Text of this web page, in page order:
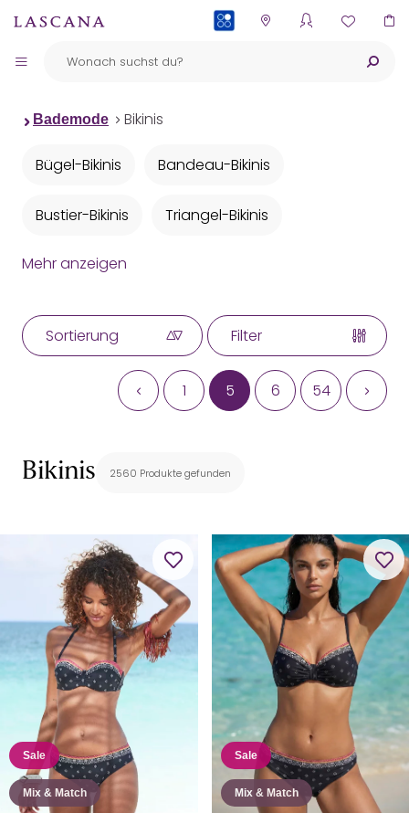
Bademode Bikinis
Bügel-Bikinis Bandeau-Bikinis
Bustier-Bikinis Triangel-Bikinis
Push-up-Bikinis
Bügel-Bandeau-Bikinis Bikini-Sets
Bikinis mit Animalprint
Mehr anzeigen
Sortierung Filter
1 5 6 54
Bikinis 2560 Produkte gefunden
Sale
Mix & Match
Sale
Mix & Match